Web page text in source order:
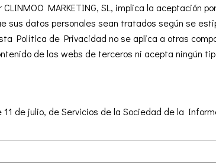
MARKETING, SL, implica la aceptación
datos personales sean tratados según se
Política de Privacidad no se aplica a otras
de las webs de terceros ni acepta ningún
de julio, de Servicios de la Sociedad de la